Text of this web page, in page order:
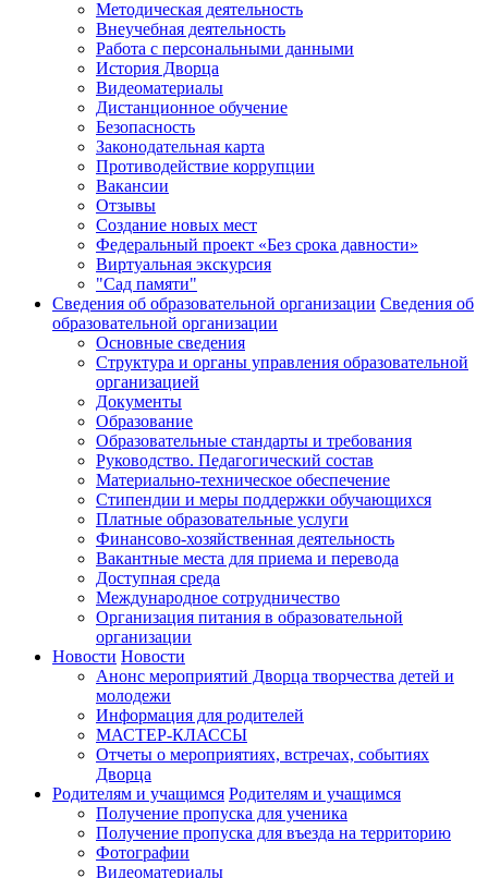
Методическая деятельность
Внеучебная деятельность
Работа с персональными данными
История Дворца
Видеоматериалы
Дистанционное обучение
Безопасность
Законодательная карта
Противодействие коррупции
Вакансии
Отзывы
Создание новых мест
Федеральный проект «Без срока давности»
Виртуальная экскурсия
"Сад памяти"
Сведения об образовательной организации Сведения об
образовательной организации
Основные сведения
Структура и органы управления образовательной
организацией
Документы
Образование
Образовательные стандарты и требования
Руководство. Педагогический состав
Материально-техническое обеспечение
Стипендии и меры поддержки обучающихся
Платные образовательные услуги
Финансово-хозяйственная деятельность
Вакантные места для приема и перевода
Доступная среда
Международное сотрудничество
Организация питания в образовательной
организации
Новости Новости
Анонс мероприятий Дворца творчества детей и
молодежи
Информация для родителей
МАСТЕР-КЛАССЫ
Отчеты о мероприятиях, встречах, событиях
Дворца
Родителям и учащимся Родителям и учащимся
Получение пропуска для ученика
Получение пропуска для въезда на территорию
Фотографии
Видеоматериалы